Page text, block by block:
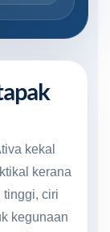
kekal
kerana
tinggi, ciri
kegunaan